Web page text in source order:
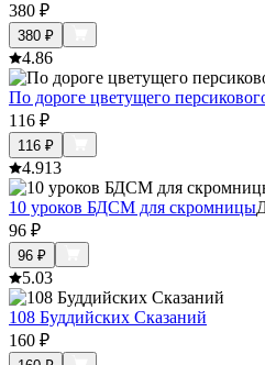
380 ₽
380 ₽
4.86
По дороге цветущего
116 ₽
116 ₽
4.913
10 уроков БДСМ для скромницы
96 ₽
96 ₽
5.03
108 Буддийских Сказаний
160 ₽